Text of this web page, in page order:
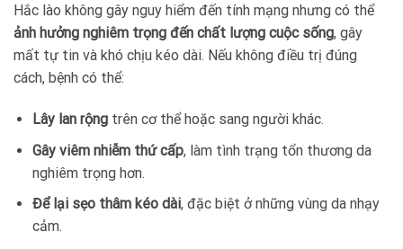
Hắc lào không gây nguy hiểm đến tính mạng nhưng có thể
ảnh hưởng nghiêm trọng đến chất lượng cuộc sống, gây
mất tự tin và khó chịu kéo dài. Nếu không điều trị đúng
cách, bệnh có thể:
Lây lan rộngtrên cơ thể hoặc sang người khác.
Gây viêm nhiễm thứ cấp, làm tình trạng tổn thương da
nghiêm trọng hơn.
Để lại sẹo thâm kéo dài, đặc biệt ở những vùng da nhạy
cảm.